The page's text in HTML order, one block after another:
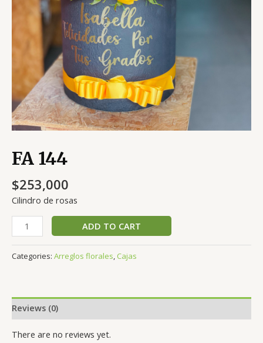
FA 144
$253,000
Cilindro de rosas
144
quantity
ADD TO CART
Categories: Arreglos florales, Cajas
Reviews (0)
There are no reviews yet.